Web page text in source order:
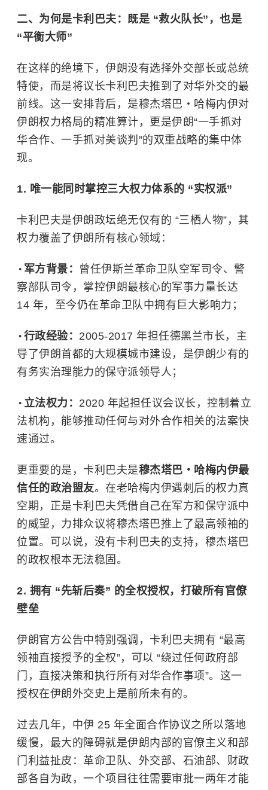
二、为何是卡利巴夫：既是 “救火队长”，也是
“平衡大师”
在这样的绝境下，伊朗没有选择外交部长或总统
特使，而是将议长卡利巴夫推到了对华外交的最
前线。这一安排背后，是穆杰塔巴・哈梅内伊对
伊朗权力格局的精准算计，更是伊朗“一手抓对
华合作、一手抓对美谈判”的双重战略的集中体
现。
1. 唯一能同时掌控三大权力体系的 “实权派”
卡利巴夫是伊朗政坛绝无仅有的 “三栖人物”，其
权力覆盖了伊朗所有核心领域：
军方背景： 曾任伊斯兰革命卫队空军司令、警
察部队司令，掌控伊朗最核心的军事力量长达
14 年，至今仍在革命卫队中拥有巨大影响力；
行政经验： 2005-2017 年担任德黑兰市长，主
导了伊朗首都的大规模城市建设，是伊朗少有的
有务实治理能力的保守派领导人；
立法权力： 2020 年起担任议会议长，控制着立
法机构，能够推动任何与对外合作相关的法案快
速通过。
更重要的是，卡利巴夫是穆杰塔巴・哈梅内伊最
信任的政治盟友。在老哈梅内伊遇刺后的权力真
空期，正是卡利巴夫凭借自己在军方和保守派中
的威望，力排众议将穆杰塔巴推上了最高领袖的
位置。可以说，没有卡利巴夫的支持，穆杰塔巴
的政权根本无法稳固。
2. 拥有 “先斩后奏” 的全权授权，打破所有官僚
壁垒
伊朗官方公告中特别强调，卡利巴夫拥有 “最高
领袖直接授予的全权”，可以 “绕过任何政府部
门，直接决策和执行所有对华合作事项”。这一
授权在伊朗外交史上是前所未有的。
过去几年，中伊 25 年全面合作协议之所以落地
缓慢，最大的障碍就是伊朗内部的官僚主义和部
门利益扯皮：革命卫队、外交部、石油部、财政
部各自为政，一个项目往往需要审批一两年才能